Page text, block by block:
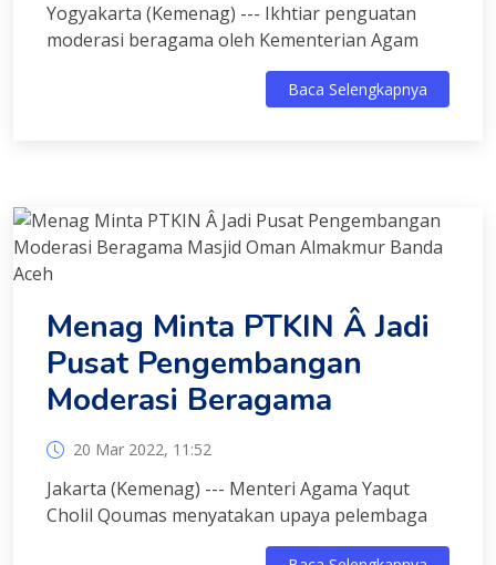
Yogyakarta (Kemenag) --- Ikhtiar penguatan
moderasi beragama oleh Kementerian Agam
Baca Selengkapnya
Menag Minta PTKIN Â Jadi
Pusat Pengembangan
Moderasi Beragama
20 Mar 2022, 11:52
Jakarta (Kemenag) --- Menteri Agama Yaqut
Cholil Qoumas menyatakan upaya pelembaga